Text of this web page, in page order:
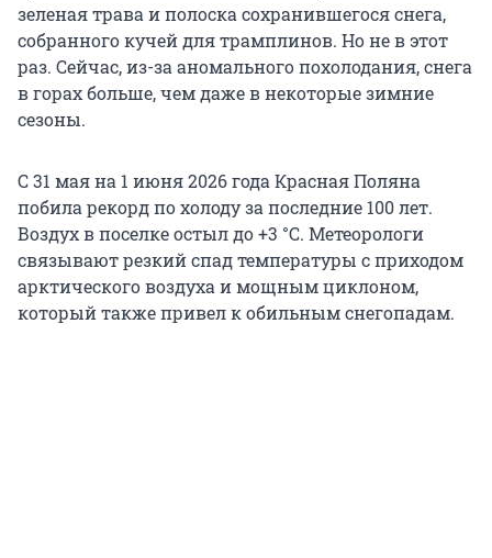
зеленая трава и полоска сохранившегося снега,
собранного кучей для трамплинов. Но не в этот
раз. Сейчас, из-за аномального похолодания, снега
в горах больше, чем даже в некоторые зимние
сезоны.
С 31 мая на 1 июня 2026 года Красная Поляна
побила рекорд по холоду за последние 100 лет.
Воздух в поселке остыл до +3 °C. Метеорологи
связывают резкий спад температуры с приходом
арктического воздуха и мощным циклоном,
который также привел к обильным снегопадам.